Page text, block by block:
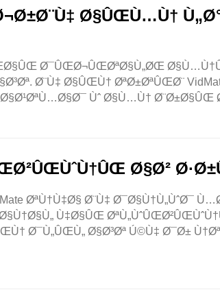
Ø§ÛŒÙ…Ù†
Ø¯ÛŒØ¬ÛŒØªØ§Ù„ØŒ
Ø¨Ù‡ Ø§ÛŒÙ† ØªØ±ØªÛŒØ¨
Ùˆ Ø§Ù…Ù† Ø¨Ø±Ø§ÛŒ
Ø§Ø²
ØªÙ†Ù‡Ø§ Ø¨Ù‡ Ø¯Ø§Ù†Ù„ÙˆØ¯
Ù‡Ø§ÛŒ
Ø¯Ù„ÛŒÙ„ Ø§Ø³Øª Ú©Ù‡ Ø¯Ø±